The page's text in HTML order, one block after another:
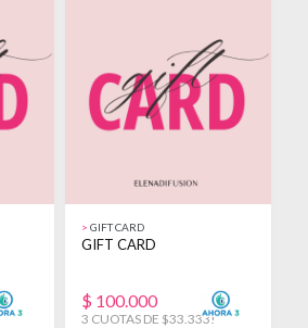
> GIFT CARD
GIFT CARD
$ 100.000
3 CUOTAS DE $33.333!